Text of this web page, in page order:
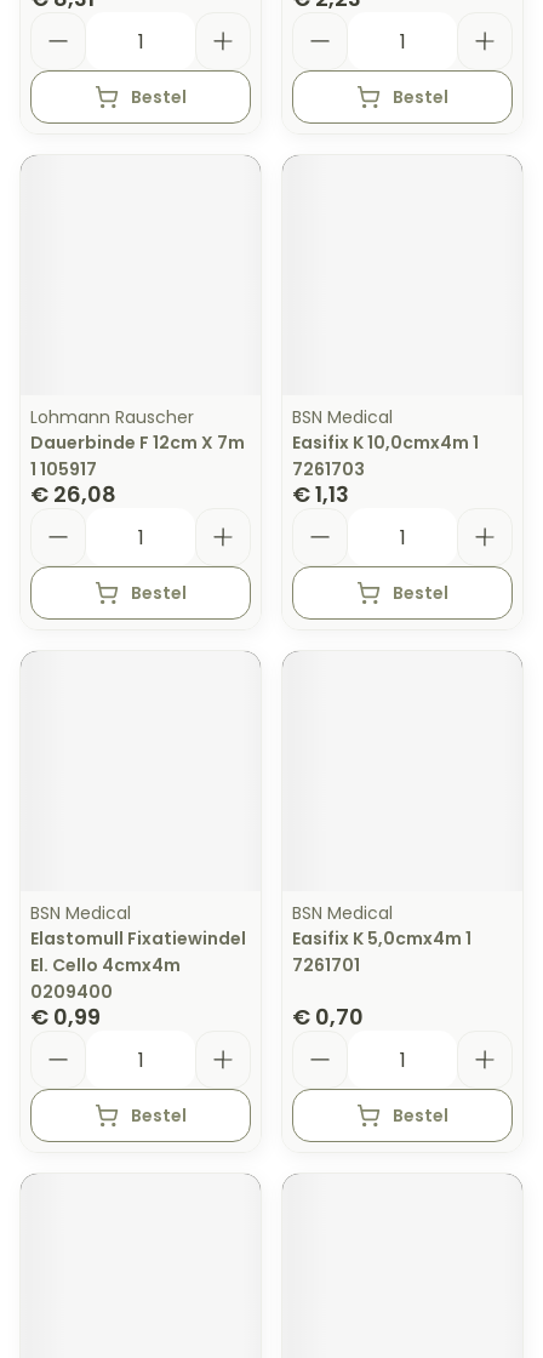
Bestel Bestel
Lohmann Rauscher
Dauerbinde F 12cm X 7m
1 105917
€ 26,08
Bestel
BSN Medical
Easifix K 10,0cmx4m 1
7261703
€ 1,13
Bestel
BSN Medical
Elastomull Fixatiewindel
El. Cello 4cmx4m
0209400
€ 0,99
Bestel
BSN Medical
Easifix K 5,0cmx4m 1
7261701
€ 0,70
Bestel